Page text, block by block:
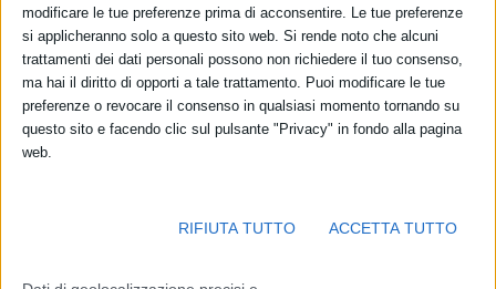
modificare le tue preferenze prima di acconsentire. Le tue preferenze
si applicheranno solo a questo sito web. Si rende noto che alcuni
trattamenti dei dati personali possono non richiedere il tuo consenso,
ma hai il diritto di opporti a tale trattamento. Puoi modificare le tue
preferenze o revocare il consenso in qualsiasi momento tornando su
questo sito e facendo clic sul pulsante "Privacy" in fondo alla pagina
web.
RIFIUTA TUTTO ACCETTA TUTTO
In prevalenza poco nuvoloso per il transito di nubi medio-alte; ampi
rasserenamenti in serata. Temperature in lieve ulteriore aumento
nei valori massimi, con locale disagio bioclimatico. Minime
costiera e tra 35 e 37 gradi nei capoluoghi delle pianure interne.